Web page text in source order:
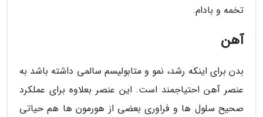
تخمه و بادام.
آهن
بدن برای اینکه رشد، نمو و متابولیسم سالمی داشته باشد به
عنصر آهن احتیاجمند است. این عنصر بعلاوه برای عملکرد
صحیح سلول ها و فراوری بعضی از هورمون ها هم حیاتی